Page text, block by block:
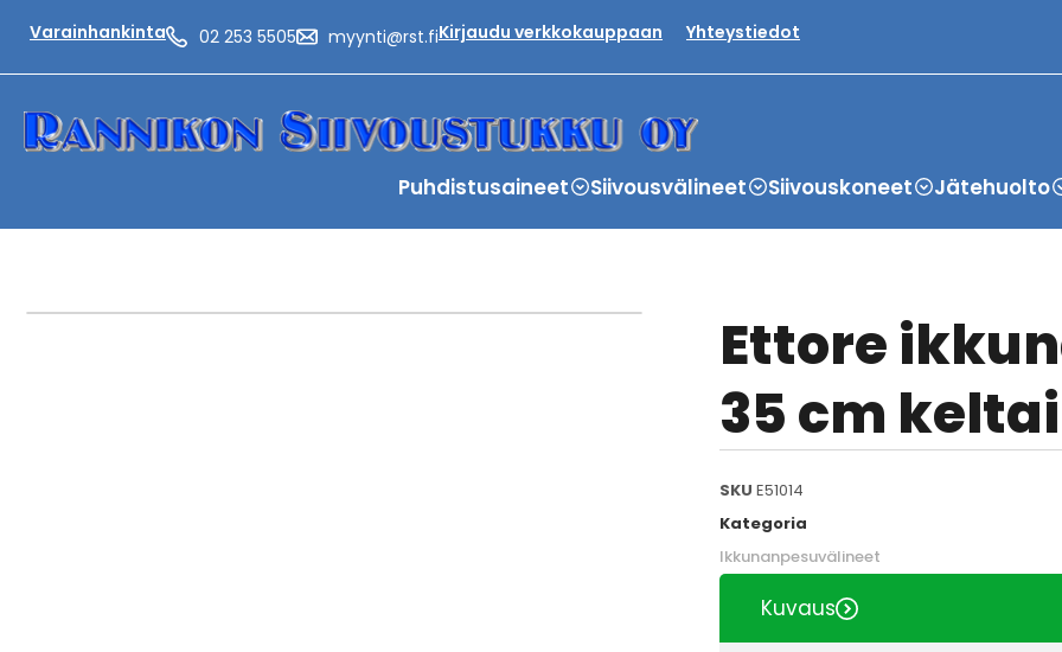
Varainhankinta 02 253 5505 myynti@rst.fiKirjaudu verkkokauppaan Yhteystiedot
Puhdistusaineet Siivousvälineet Siivouskoneet Jätehuolto
Ettore
35 cm
SKU E51014
Kategoria
Ikkunanpesuvälineet
Kuvaus